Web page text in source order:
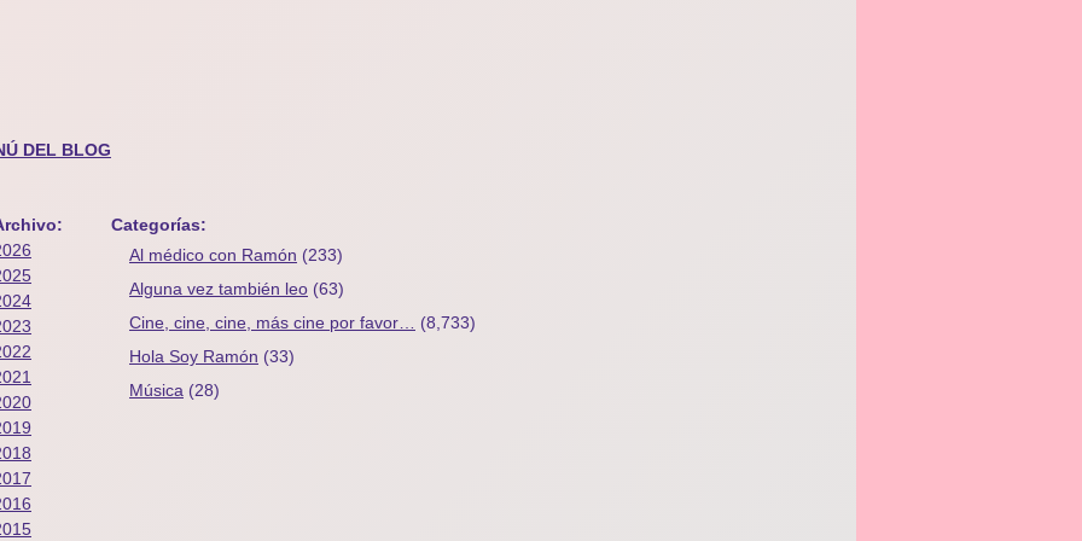
DEL BLOG
Categorías:
Al médico con Ramón (233)
Alguna vez también leo (63)
Cine, cine, cine, más cine por favor…
(8,733)
Hola Soy Ramón (33)
Música (28)